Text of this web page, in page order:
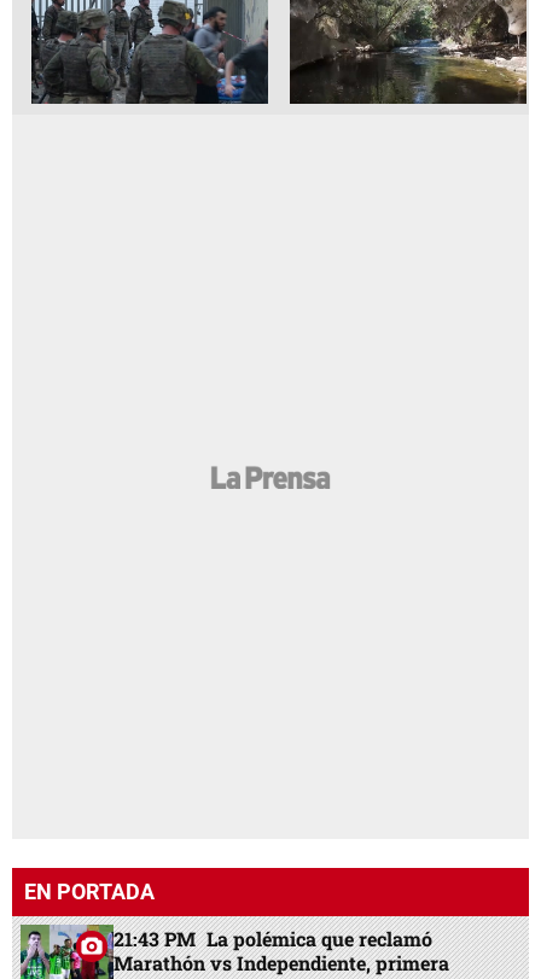
EN PORTADA
21:43 PM La polémica que reclamó
Marathón vs Independiente, primera